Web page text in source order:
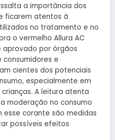
a importância dos
ficarem atentos à
no tratamento e no
o vermelho Allura AC
aprovado por órgãos
consumidores e
cientes dos potenciais
especialmente em
A leitura atenta
moderação no consumo
corante são medidas
possíveis efeitos